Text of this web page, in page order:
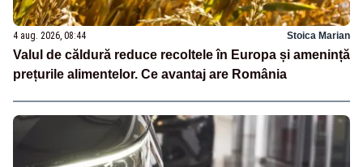
4 aug. 2026, 08:44 Stoica Marian
Valul de căldură reduce recoltele în Europa și amenință
prețurile alimentelor. Ce avantaj are România